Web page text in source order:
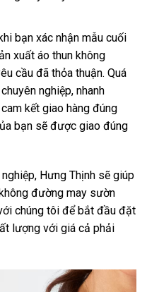
bạn xác nhận mẫu cuối
xuất áo thun không
cầu đã thỏa thuận. Quá
nghiệp, nhanh
kết giao hàng đúng
bạn sẽ được giao đúng
Hưng Thịnh sẽ giúp
đường may sườn
chúng tôi để bắt đầu đặt
lượng với giá cả phải